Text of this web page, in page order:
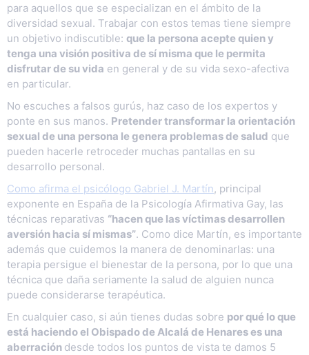
para aquellos que se especializan en el ámbito de la
diversidad sexual. Trabajar con estos temas tiene siempre
un objetivo indiscutible: que la persona acepte quien y
tenga una visión positiva de sí misma que le permita
disfrutar de su vida en general y de su vida sexo-afectiva
en particular.
No escuches a falsos gurús, haz caso de los expertos y
ponte en sus manos. Pretender transformar la orientación
sexual de una persona le genera problemas de salud que
pueden hacerle retroceder muchas pantallas en su
desarrollo personal.
Como afirma el psicólogo Gabriel J. Martín, principal
exponente en España de la Psicología Afirmativa Gay, las
técnicas reparativas “hacen que las víctimas desarrollen
aversión hacia sí mismas”. Como dice Martín, es importante
además que cuidemos la manera de denominarlas: una
terapia persigue el bienestar de la persona, por lo que una
técnica que daña seriamente la salud de alguien nunca
puede considerarse terapéutica.
En cualquier caso, si aún tienes dudas sobre por qué lo que
está haciendo el Obispado de Alcalá de Henares es una
aberración desde todos los puntos de vista te damos 5